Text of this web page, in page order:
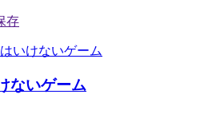
ないゲーム